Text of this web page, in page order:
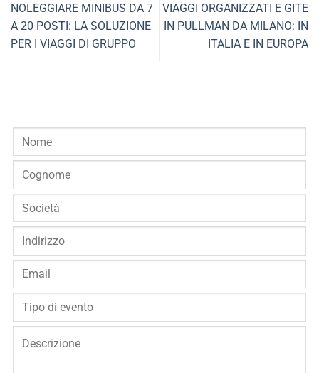
NOLEGGIARE MINIBUS DA 7
A 20 POSTI: LA SOLUZIONE
PER I VIAGGI DI GRUPPO
VIAGGI ORGANIZZATI E GITE
IN PULLMAN DA MILANO: IN
ITALIA E IN EUROPA